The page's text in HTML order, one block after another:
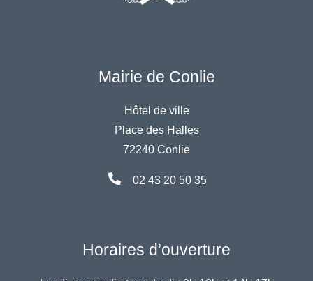
Mairie de Conlie
Hôtel de ville
Place des Halles
72240 Conlie
02 43 20 50 35
Horaires d’ouverture